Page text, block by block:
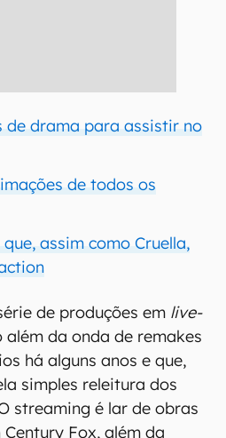
de drama para assistir no
de todos os
assim como Cruella,
de produções em live-
da onda de remakes
há alguns anos e que,
simples releitura dos
streaming é lar de obras
Fox, além da